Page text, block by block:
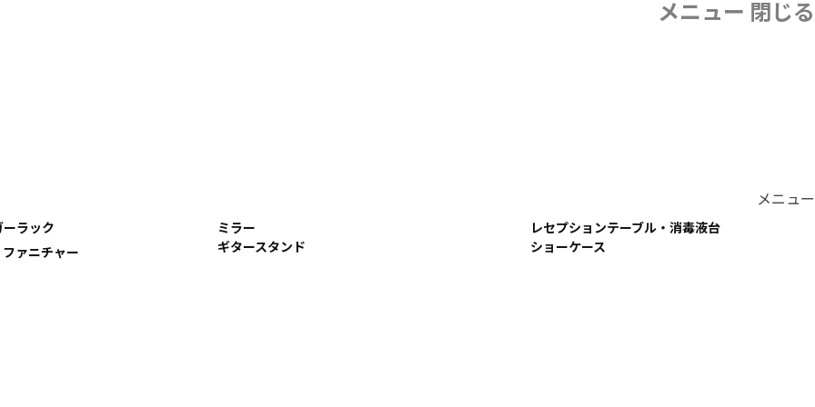
メニュー 閉じる
メニュー
ラック ミラー
レセプションテーブル・消毒液台
ァニチャー
ギタースタンド ショーケース